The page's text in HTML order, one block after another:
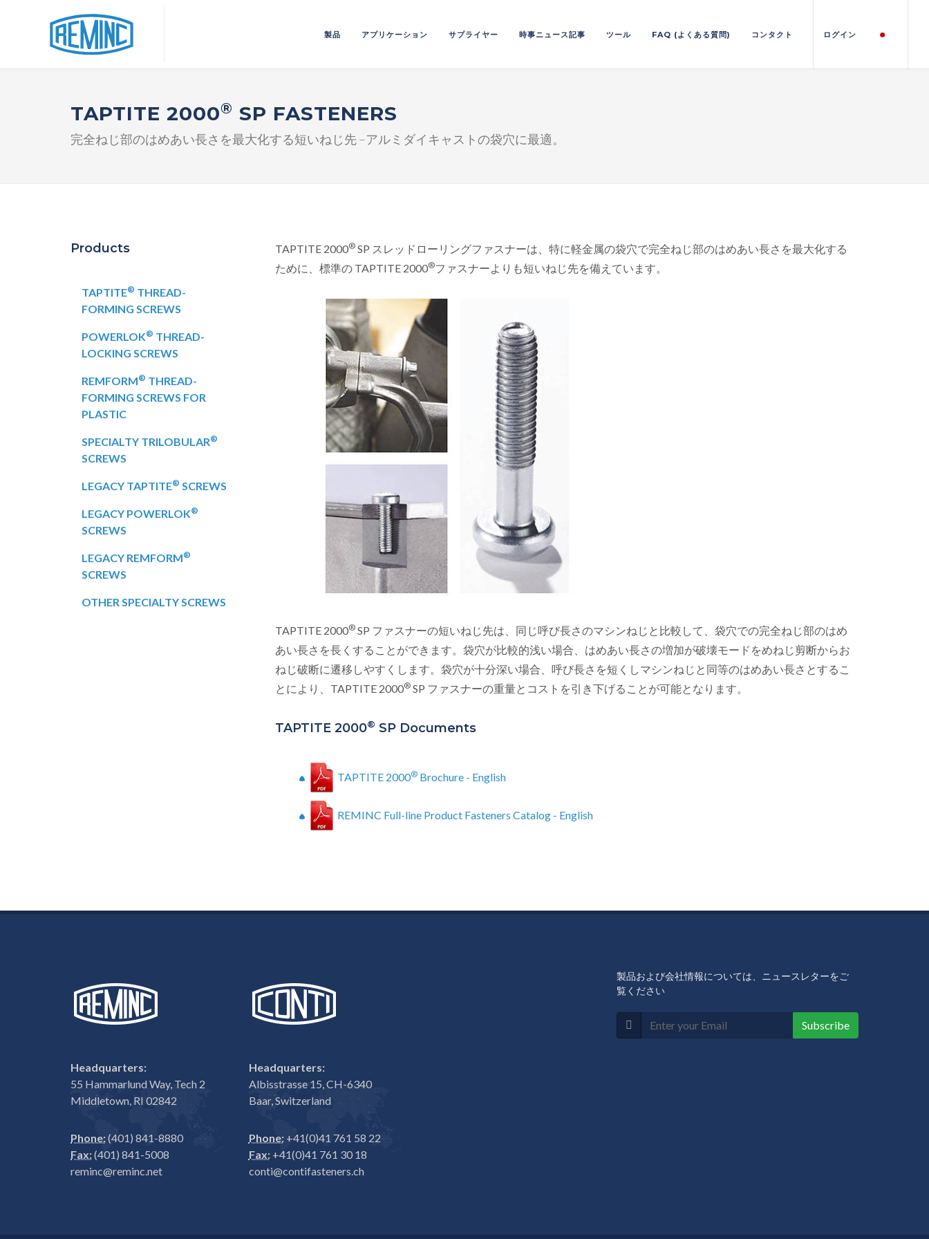
製品 アプリケーション サプライヤー 時事ニュース記事 ツール FAQ (よくある質問) コンタクト ログイン
TAPTITE 2000® SP FASTENERS
完全ねじ部のはめあい長さを最大化する短いねじ先 –アルミダイキャストの袋穴に最適。
TAPTITE 2000® SP スレッドローリングファスナーは、特に軽金属の袋穴で完全ねじ部のはめあい長さを最大化する
ために、標準の TAPTITE 2000®ファスナーよりも短いねじ先を備えています。
TAPTITE 2000® SP ファスナーの短いねじ先は、同じ呼び長さのマシンねじと比較して、袋穴での完全ねじ部のはめ
あい長さを長くすることができます。袋穴が比較的浅い場合、はめあい長さの増加が破壊モードをめねじ剪断からお
ねじ破断に遷移しやすくします。袋穴が十分深い場合、呼び長さを短くしマシンねじと同等のはめあい長さとするこ
とにより、TAPTITE 2000® SP ファスナーの重量とコストを引き下げることが可能となります。
TAPTITE 2000® SP Documents
TAPTITE 2000® Brochure - English
REMINC Full-line Product Fasteners Catalog - English
Products
TAPTITE® THREAD-
FORMING SCREWS
POWERLOK® THREAD-
LOCKING SCREWS
REMFORM® THREAD-
FORMING SCREWS FOR
PLASTIC
SPECIALTY TRILOBULAR®
SCREWS
LEGACY TAPTITE® SCREWS
LEGACY POWERLOK®
SCREWS
LEGACY REMFORM®
SCREWS
OTHER SPECIALTY SCREWS
Headquarters:
55 Hammarlund Way, Tech 2
Middletown, RI 02842
Phone:(401) 841-8880
Fax:(401) 841-5008
reminc@reminc.net
Headquarters:
Albisstrasse 15, CH-6340
Baar, Switzerland
Phone:+41(0)41 761 58 22
Fax:+41(0)41 761 30 18
conti@contifasteners.ch
製品および会社情報については、ニュースレターをご
覧ください
Subscribe